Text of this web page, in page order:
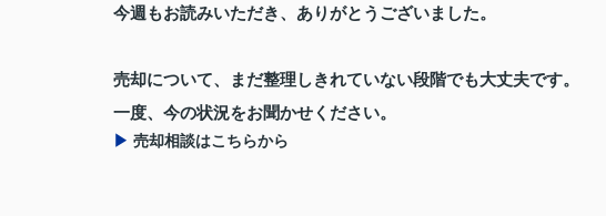
今週もお読みいただき、ありがとうございました。
売却について、まだ整理しきれていない段階でも大丈夫です。
一度、今の状況をお聞かせください。
▶︎ 売却相談はこちらから